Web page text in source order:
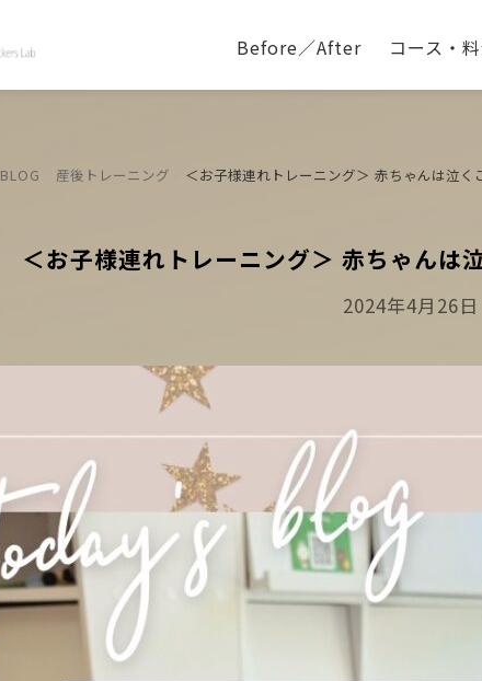
Before／After コース・
BLOG 産後トレーニング ＜お子様連れトレーニング＞ 赤ちゃんは泣
＜お子様連れトレーニング＞ 赤ちゃんは
Posted
2024年4月26日